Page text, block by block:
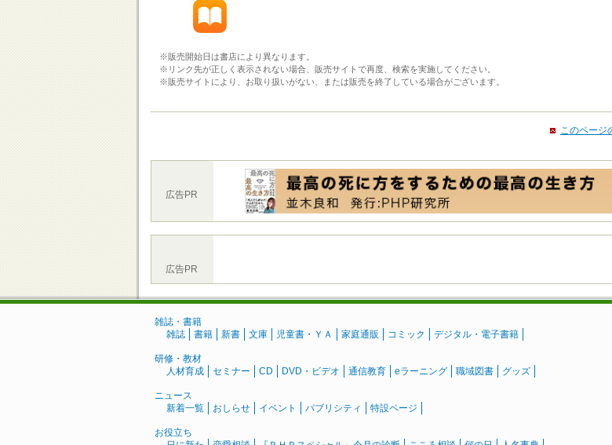
※販売開始日は書店により異なります。
※リンク先が正しく表示されない場合、販売サイトで再度、検索を実施してください。
※販売サイトにより、お取り扱いがない、または販売を終了している場合がございます。
このページ
広告PR
広告PR
雑誌・書籍
雑誌
書籍 新書 文庫 児童書・ＹＡ 家庭通販 コミック デジタル・電子書籍
研修・教材
人材育成
セミナー CD DVD・ビデオ 通信教育 eラーニング 職域図書 グッズ
ニュース
新着一覧
おしらせ イベント パブリシティ 特設ページ
お役立ち